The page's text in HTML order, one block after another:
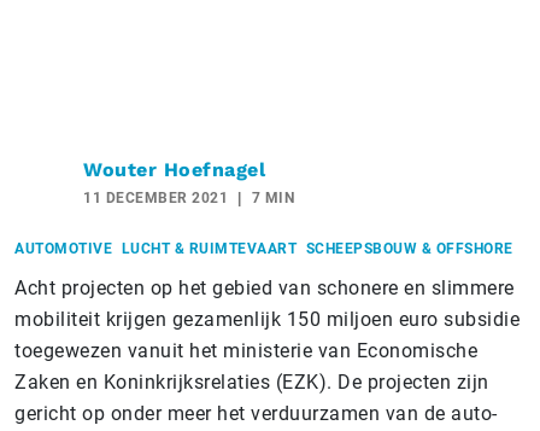
Wouter Hoefnagel
11 DECEMBER 2021 7 MIN
AUTOMOTIVE LUCHT & RUIMTEVAART SCHEEPSBOUW & OFFSHORE
Acht projecten op het gebied van schonere en slimmere
mobiliteit krijgen gezamenlijk 150 miljoen euro subsidie
toegewezen vanuit het ministerie van Economische
Zaken en Koninkrijksrelaties (EZK). De projecten zijn
gericht op onder meer het verduurzamen van de auto-